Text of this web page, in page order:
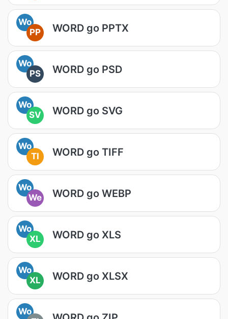
Wo
PP
WORD go PPTX
Wo
PS
WORD go PSD
Wo
SV
WORD go SVG
Wo
TI
WORD go TIFF
Wo
We
WORD go WEBP
Wo
XL
WORD go XLS
Wo
XL
WORD go XLSX
Wo